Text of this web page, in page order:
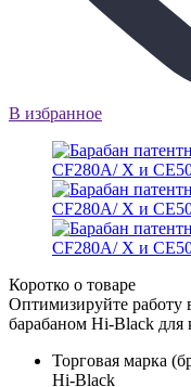
В избранное
Коротко о товаре
Оптимизируйте работу
барабаном Hi-Black для
Торговая марка
Hi-Black